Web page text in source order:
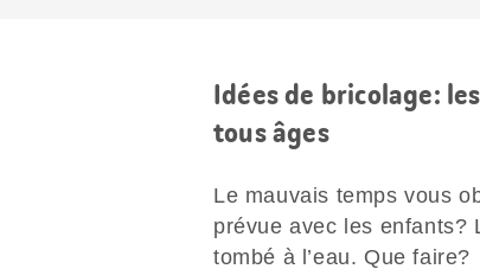
Idées de bricolage:
tous âges
Le mauvais temps vous
prévue avec les enfants?
tombé à l’eau. Que